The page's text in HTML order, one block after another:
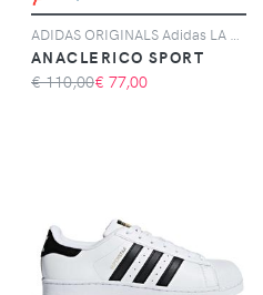
ANACLERICO SPORT
€ 110,00€ 77,00